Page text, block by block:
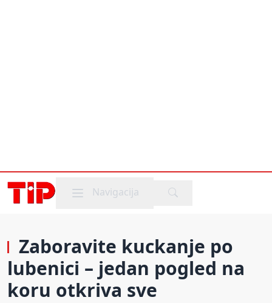
Mobile menu
Navigacija
Zaboravite kuckanje po
lubenici – jedan pogled na
koru otkriva sve